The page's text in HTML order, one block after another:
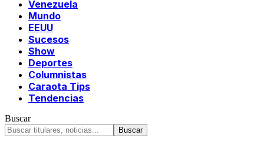
Venezuela
Mundo
EEUU
Sucesos
Show
Deportes
Columnistas
Caraota Tips
Tendencias
Buscar